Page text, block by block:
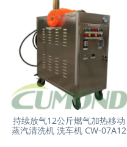
持续放气12公斤燃气加热移动
蒸汽清洗机 洗车机 CW-07A12